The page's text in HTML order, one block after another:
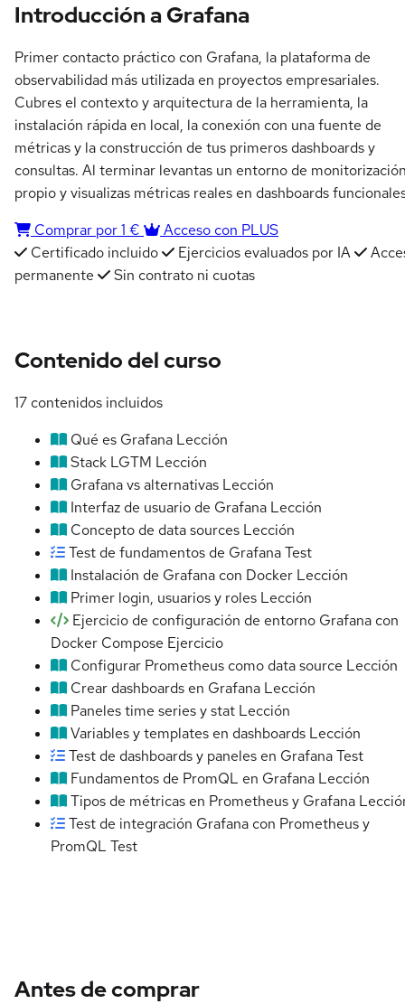
Introducción a Grafana
Primer contacto práctico con Grafana, la plataforma de
observabilidad más utilizada en proyectos empresariales.
Cubres el contexto y arquitectura de la herramienta, la
instalación rápida en local, la conexión con una fuente de
métricas y la construcción de tus primeros dashboards y
consultas. Al terminar levantas un entorno de
propio y visualizas métricas reales en dashboards
Comprar por 1 €
Acceso con PLUS
Certificado incluido
Ejercicios evaluados por IA
permanente
Sin contrato ni cuotas
Contenido del curso
17 contenidos incluidos
Qué es Grafana Lección
Stack LGTM Lección
Grafana vs alternativas Lección
Interfaz de usuario de Grafana Lección
Concepto de data sources Lección
Test de fundamentos de GrafanaTest
Instalación de Grafana con Docker Lección
Primer login, usuarios y roles Lección
Ejercicio de configuración de entorno Grafana con
Docker Compose Ejercicio
Configurar Prometheus como data source Lección
Crear dashboards en Grafana Lección
Paneles time series y stat Lección
Variables y templates en dashboards Lección
Test de dashboards y paneles en GrafanaTest
Fundamentos de PromQL en Grafana Lección
Tipos de métricas en Prometheus y Grafana
Test de integración Grafana con Prometheus y
PromQL Test
Antes de comprar